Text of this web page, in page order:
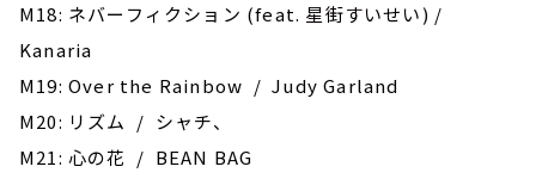
M18: ネバーフィクション (feat. 星街すいせい) /
Kanaria
M19: Over the Rainbow / Judy Garland
M20: リズム / シャチ、
M21: 心の花 / BEAN BAG